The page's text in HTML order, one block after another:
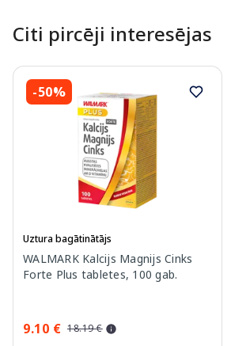
Citi pircēji interesējas
-50%
Uztura bagātinātājs
WALMARK Kalcijs Magnijs Cinks
Forte Plus tabletes, 100 gab.
9.10 € 18.19 €